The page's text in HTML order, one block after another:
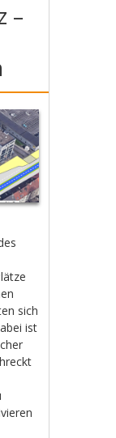
–
sich
ist